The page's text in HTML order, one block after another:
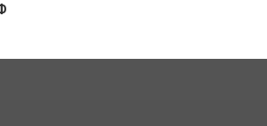
неделю проверили два детских лагеря